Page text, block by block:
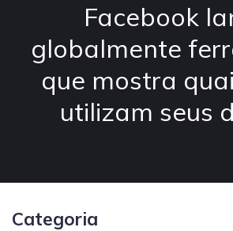
Facebook
globalmente
que mostra
utilizam seus
Categoria